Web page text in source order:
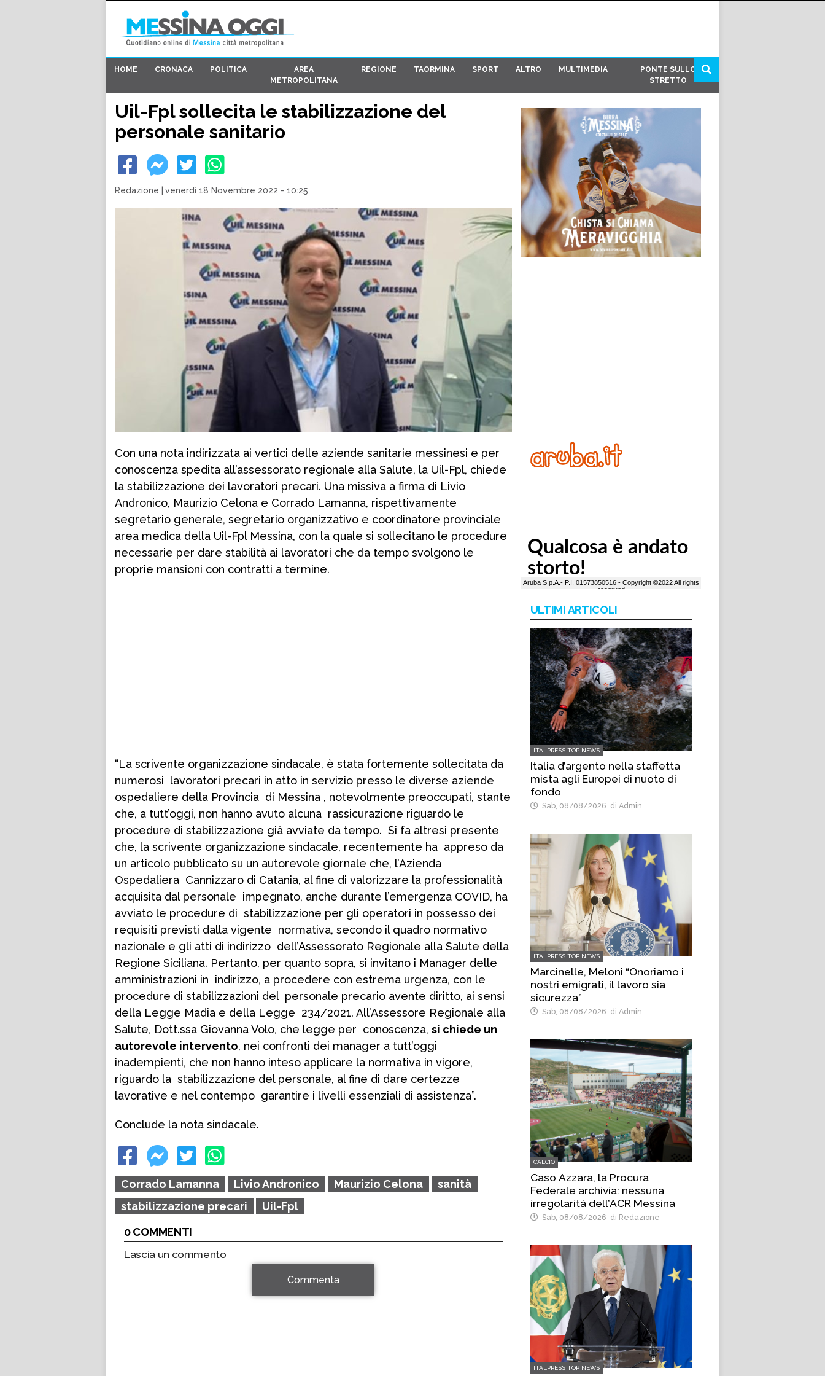
HOME CRONACA POLITICA
AREA
METROPOLITANA
REGIONE TAORMINA SPORT ALTRO MULTIMEDIA
PONTE SULLO
STRETTO
Uil-Fpl sollecita le stabilizzazione del
personale sanitario
Redazione venerdì 18 Novembre 2022 - 10:25
Con una nota indirizzata ai vertici delle aziende sanitarie messinesi e per
conoscenza spedita all’assessorato regionale alla Salute, la Uil-Fpl, chiede
la stabilizzazione dei lavoratori precari. Una missiva a firma di Livio
Andronico, Maurizio Celona e Corrado Lamanna, rispettivamente
segretario generale, segretario organizzativo e coordinatore provinciale
area medica della Uil-Fpl Messina, con la quale si sollecitano le procedure
necessarie per dare stabilità ai lavoratori che da tempo svolgono le
proprie mansioni con contratti a termine.
“La scrivente organizzazione sindacale, è stata fortemente sollecitata da
numerosi lavoratori precari in atto in servizio presso le diverse aziende
ospedaliere della Provincia di Messina , notevolmente preoccupati, stante
che, a tutt’oggi, non hanno avuto alcuna rassicurazione riguardo le
procedure di stabilizzazione già avviate da tempo. Si fa altresì presente
che, la scrivente organizzazione sindacale, recentemente ha appreso da
un articolo pubblicato su un autorevole giornale che, l’Azienda
Ospedaliera Cannizzaro di Catania, al fine di valorizzare la professionalità
acquisita dal personale impegnato, anche durante l’emergenza COVID, ha
avviato le procedure di stabilizzazione per gli operatori in possesso dei
requisiti previsti dalla vigente normativa, secondo il quadro normativo
nazionale e gli atti di indirizzo dell’Assessorato Regionale alla Salute della
Regione Siciliana. Pertanto, per quanto sopra, si invitano i Manager delle
amministrazioni in indirizzo, a procedere con estrema urgenza, con le
procedure di stabilizzazioni del personale precario avente diritto, ai sensi
della Legge Madia e della Legge 234/2021. All’Assessore Regionale alla
Salute, Dott.ssa Giovanna Volo, che legge per conoscenza, si chiede un
autorevole intervento, nei confronti dei manager a tutt’oggi
inadempienti, che non hanno inteso applicare la normativa in vigore,
riguardo la stabilizzazione del personale, al fine di dare certezze
lavorative e nel contempo garantire i livelli essenziali di assistenza”.
Conclude la nota sindacale.
Corrado Lamanna Livio Andronico Maurizio Celona
sanità
stabilizzazione precari
Uil-Fpl
0 COMMENTI
Lascia un commento
Commenta
ULTIMI ARTICOLI
ITALPRESS TOP NEWS
Italia d’argento nella staffetta
mista agli Europei di nuoto di
fondo
Sab, 08/08/2026 di Admin
ITALPRESS TOP NEWS
Marcinelle, Meloni “Onoriamo i
nostri emigrati, il lavoro sia
sicurezza”
Sab, 08/08/2026 di Admin
CALCIO
Caso Azzara, la Procura
Federale archivia: nessuna
irregolarità dell’ACR Messina
Sab, 08/08/2026 di Redazione
ITALPRESS TOP NEWS